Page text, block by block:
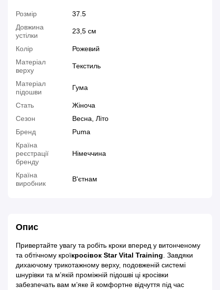
Розмір
37.5
Довжина
устілки
23,5 см
Колір
Рожевий
Матеріал
верху
Текстиль
Матеріал
підошви
Гума
Стать
Жіноча
Сезон
Весна, Літо
Бренд
Puma
Країна
реєстрації
бренду
Німеччина
Країна
виробник
В'єтнам
Опис
Привертайте увагу та робіть кроки вперед у витонченому
та обтічному кроїкросівок Star Vital Training . Завдяки
дихаючому трикотажному верху, подовженій системі
шнурівки та м’якій проміжній підошві ці кросівки
забезпечать вам м’яке й комфортне відчуття під час